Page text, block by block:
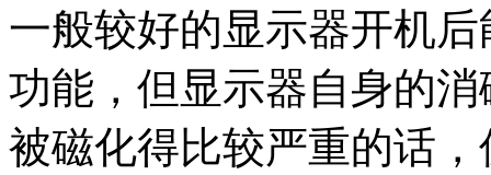
一般较好的显示器开机
功能，但显示器自身的
被磁化得比较严重的话